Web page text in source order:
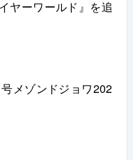
ヤーワールド』を追
メゾンドジョワ202